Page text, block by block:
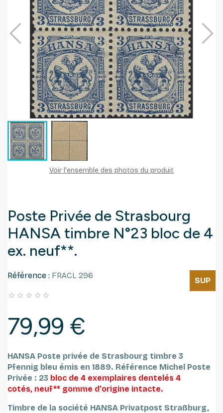
Voir l'ensemble des photos du produit
Poste Privée de Strasbourg
HANSA timbre N°23 bloc de 4
ex. neuf**.
Référence : FRACL 296
SUP
    
79,99 €
HANSA Poste privée de Strasbourg timbre 3
Pfennig bleu émis en 1889. Référence Michel Poste
Privée : 23 bloc de 4 exemplaires dentelés 4
cotés, neuf** gomme d'origine intacte.
Timbre de la société HANSA Privatpost Straßburg,